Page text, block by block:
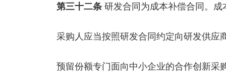
第三十二条 研发合同为成本补偿合同。
采购人应当按照研发合同约定向研发供应
预留份额专门面向中小企业的合作创新采